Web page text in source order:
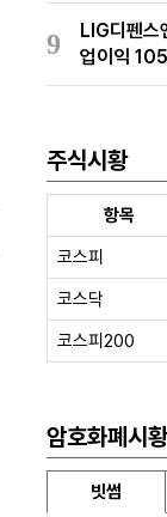
9
LIG디펜스
업이익
주식시황
항목
코스피
코스닥
코스피200
암호화폐시황
빗썸